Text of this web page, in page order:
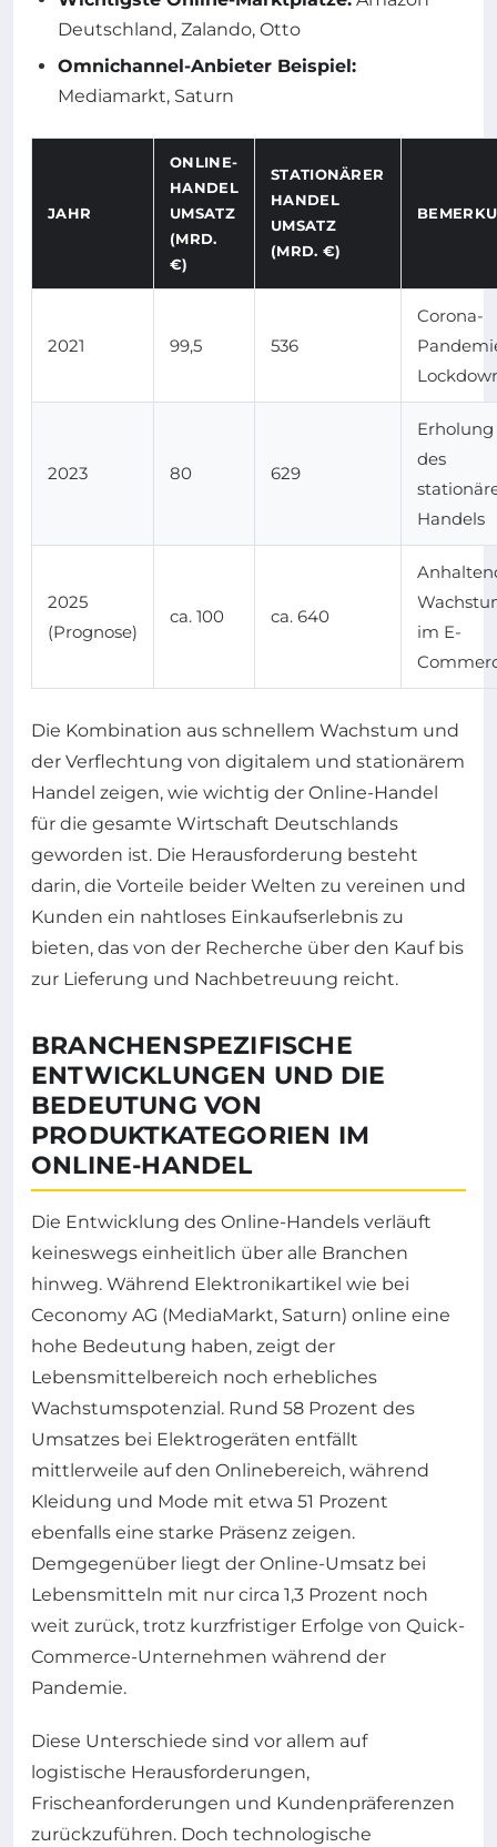
Deutschland, Zalando, Otto
Omnichannel-Anbieter Beispiel:
Mediamarkt, Saturn
JAHR
ONLINE-
HANDEL
UMSATZ
(MRD.
€)
STATIONÄRER
HANDEL
UMSATZ
(MRD. €)
2021 99,5 536
Corona-
2023 80 629
Erholung
des
Handels
2025
(Prognose)
ca. 100 ca. 640
im E-
Die Kombination aus schnellem Wachstum und
der Verflechtung von digitalem und stationärem
Handel zeigen, wie wichtig der Online-Handel
für die gesamte Wirtschaft Deutschlands
geworden ist. Die Herausforderung besteht
darin, die Vorteile beider Welten zu vereinen und
Kunden ein nahtloses Einkaufserlebnis zu
bieten, das von der Recherche über den Kauf bis
zur Lieferung und Nachbetreuung reicht.
BRANCHENSPEZIFISCHE
ENTWICKLUNGEN UND DIE
BEDEUTUNG VON
PRODUKTKATEGORIEN IM
ONLINE-HANDEL
Die Entwicklung des Online-Handels verläuft
keineswegs einheitlich über alle Branchen
hinweg. Während Elektronikartikel wie bei
Ceconomy AG (MediaMarkt, Saturn) online eine
hohe Bedeutung haben, zeigt der
Lebensmittelbereich noch erhebliches
Wachstumspotenzial. Rund 58 Prozent des
Umsatzes bei Elektrogeräten entfällt
mittlerweile auf den Onlinebereich, während
Kleidung und Mode mit etwa 51 Prozent
ebenfalls eine starke Präsenz zeigen.
Demgegenüber liegt der Online-Umsatz bei
Lebensmitteln mit nur circa 1,3 Prozent noch
weit zurück, trotz kurzfristiger Erfolge von Quick-
Commerce-Unternehmen während der
Pandemie.
Diese Unterschiede sind vor allem auf
logistische Herausforderungen,
Frischeanforderungen und Kundenpräferenzen
zurückzuführen. Doch technologische